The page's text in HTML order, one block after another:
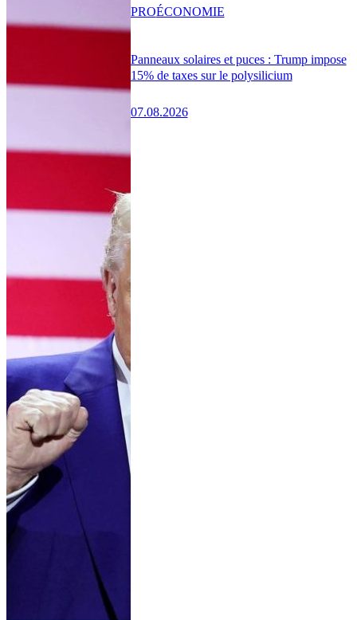
Panneaux solaires et puces : Trump impose
15% de taxes sur le polysilicium
07.08.2026
PROÉCONOMIE